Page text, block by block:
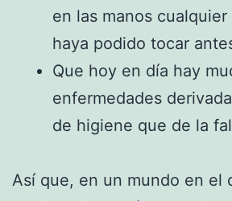
en las manos
haya podido tocar
Que hoy en día hay
enfermedades
de higiene que de la
Así que, en un mundo en el